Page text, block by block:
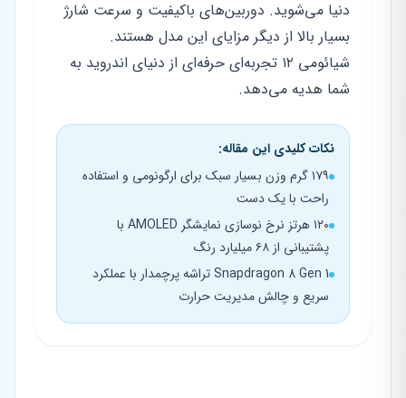
دنیا می‌شوید. دوربین‌های باکیفیت و سرعت شارژ
بسیار بالا از دیگر مزایای این مدل هستند.
شیائومی ۱۲ تجربه‌ای حرفه‌ای از دنیای اندروید به
شما هدیه می‌دهد.
نکات کلیدی این مقاله:
۱۷۹ گرم وزن بسیار سبک برای ارگونومی و استفاده
راحت با یک دست
۱۲۰ هرتز نرخ نوسازی نمایشگر AMOLED با
پشتیبانی از ۶۸ میلیارد رنگ
Snapdragon 8 Gen 1 تراشه پرچمدار با عملکرد
سریع و چالش مدیریت حرارت